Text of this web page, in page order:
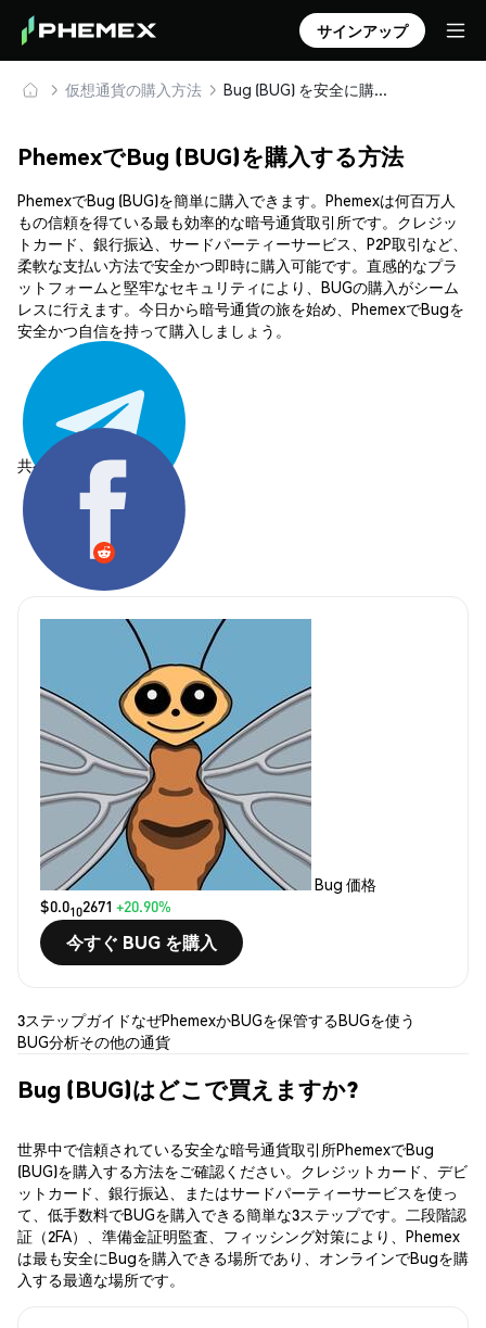
サインアップ
仮想通貨の購入方法 Bug (BUG) を安全に購入・保管
PhemexでBug (BUG)を購入する方法
PhemexでBug (BUG)を簡単に購入できます。Phemexは何百万人
もの信頼を得ている最も効率的な暗号通貨取引所です。クレジッ
トカード、銀行振込、サードパーティーサービス、P2P取引など、
柔軟な支払い方法で安全かつ即時に購入可能です。直感的なプラ
ットフォームと堅牢なセキュリティにより、BUGの購入がシーム
レスに行えます。今日から暗号通貨の旅を始め、PhemexでBugを
安全かつ自信を持って購入しましょう。
共有する:
Bug 価格
$0.0102671 +20.90%
今すぐ BUG を購入
3ステップガイドなぜPhemexかBUGを保管するBUGを使う
BUG分析その他の通貨
Bug (BUG)はどこで買えますか?
世界中で信頼されている安全な暗号通貨取引所PhemexでBug
(BUG)を購入する方法をご確認ください。クレジットカード、デビ
ットカード、銀行振込、またはサードパーティーサービスを使っ
て、低手数料でBUGを購入できる簡単な3ステップです。二段階認
証（2FA）、準備金証明監査、フィッシング対策により、Phemex
は最も安全にBugを購入できる場所であり、オンラインでBugを購
入する最適な場所です。